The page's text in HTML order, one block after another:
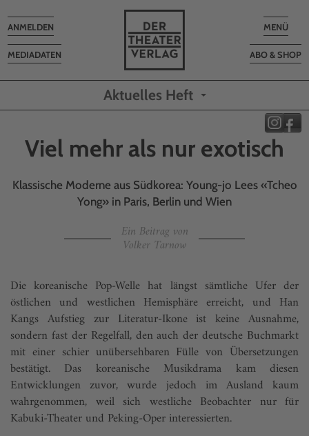
Toggle
MENÜ
ABO & SHOP
MEDIADATEN
Toggle
navigation
ANMELDEN
Aktuelles Heft
Viel mehr als nur exotisch
Klassische Moderne aus Südkorea: Young-jo Lees «Tcheo
Yong» in Paris, Berlin und Wien
Ein Beitrag von
Volker Tarnow
Die koreanische Pop-Welle hat längst sämtliche Ufer der
östlichen und westlichen Hemisphäre erreicht, und Han
Kangs Aufstieg zur Literatur-Ikone ist keine Ausnahme,
sondern fast der Regelfall, den auch der deutsche Buchmarkt
mit einer schier unübersehbaren Fülle von Übersetzungen
bestätigt. Das koreanische Musikdrama kam diesen
Entwicklungen zuvor, wurde jedoch im Ausland kaum
wahrgenommen, weil sich westliche Beobachter nur für
Kabuki-Theater und Peking-Oper interessierten.